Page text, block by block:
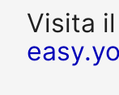
Visita